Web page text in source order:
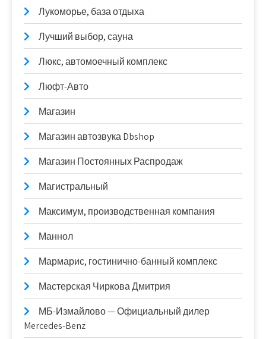
Лукоморье, база отдыха
Лучший выбор, сауна
Люкс, автомоечный комплекс
Люфт-Авто
Магазин
Магазин автозвука Dbshop
Магазин Постоянных Распродаж
Магистральный
Максимум, производственная компания
Маннол
Мармарис, гостинично-банный комплекс
Мастерская Чиркова Дмитрия
МБ-Измайлово — Официальный дилер
Mercedes-Benz